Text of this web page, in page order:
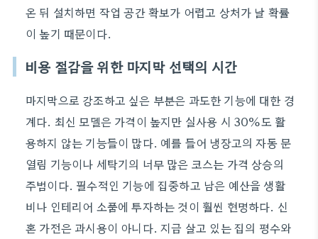
온 뒤 설치하면 작업 공간 확보가 어렵고 상처가 날 확률
이 높기 때문이다.
비용 절감을 위한 마지막 선택의 시간
마지막으로 강조하고 싶은 부분은 과도한 기능에 대한 경
계다. 최신 모델은 가격이 높지만 실사용 시 30%도 활
용하지 않는 기능들이 많다. 예를 들어 냉장고의 자동 문
열림 기능이나 세탁기의 너무 많은 코스는 가격 상승의
주범이다. 필수적인 기능에 집중하고 남은 예산을 생활
비나 인테리어 소품에 투자하는 것이 훨씬 현명하다. 신
혼 가전은 과시용이 아니다. 지금 살고 있는 집의 평수와